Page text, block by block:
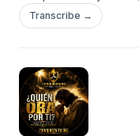
mundo donde todos
Transcribe →